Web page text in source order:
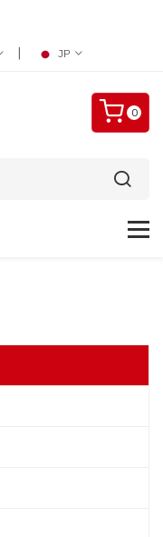
| JP
0